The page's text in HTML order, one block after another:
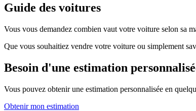
Guide des voitures
Vous vous demandez combien vaut votre voiture selon sa
Que vous souhaitiez vendre votre voiture ou simplement
Besoin d'une estimation
Vous pouvez obtenir une estimation personnalisée en
Obtenir mon estimation